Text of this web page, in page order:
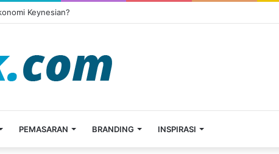
Keynesian?
PEMASARAN BRANDING INSPIRASI